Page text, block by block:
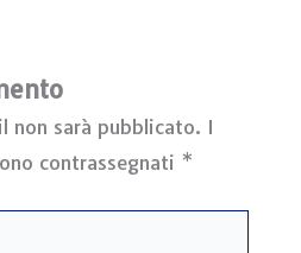
non sarà pubblicato. I
contrassegnati *